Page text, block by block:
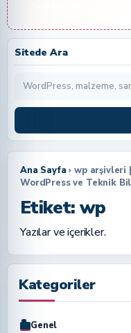
Sitede Ara
Ana Sayfa › wp arşivleri
WordPress ve Teknik
Etiket:wp
Yazılar ve içerikler.
Kategoriler
Genel